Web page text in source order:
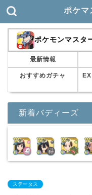
ポケマ
ポケモンマスタ
最新情報
おすすめガチャ
新着バディーズ
ステータス